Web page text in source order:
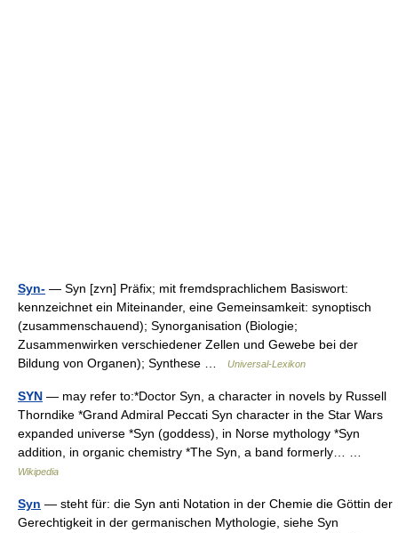
Syn- — Syn [zʏn] Präfix; mit fremdsprachlichem Basiswort:
kennzeichnet ein Miteinander, eine Gemeinsamkeit: synoptisch
(zusammenschauend); Synorganisation (Biologie;
Zusammenwirken verschiedener Zellen und Gewebe bei der
Bildung von Organen); Synthese …
Universal-Lexikon
SYN — may refer to:*Doctor Syn, a character in novels by Russell
Thorndike *Grand Admiral Peccati Syn character in the Star Wars
expanded universe *Syn (goddess), in Norse mythology *Syn
addition, in organic chemistry *The Syn, a band formerly… …
Wikipedia
Syn — steht für: die Syn anti Notation in der Chemie die Göttin der
Gerechtigkeit in der germanischen Mythologie, siehe Syn